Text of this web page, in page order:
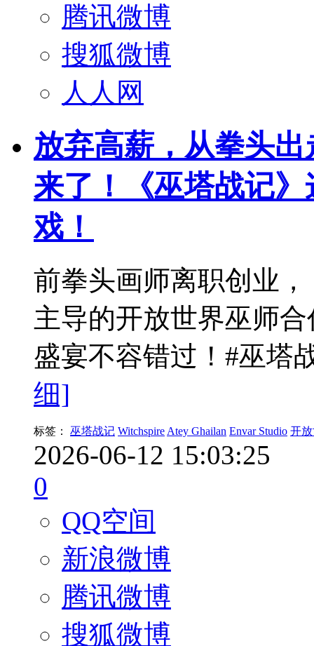
腾讯微博
搜狐微博
人人网
放弃高薪，从拳头
来了！《巫塔战记
戏！
前拳头画师离职创业
主导的开放世界巫师
盛宴不容错过！#巫塔
细]
标签： 巫塔战记 Witchspire Atey Ghailan Envar Studio 开
2026-06-12 15:03:25
0
QQ空间
新浪微博
腾讯微博
搜狐微博